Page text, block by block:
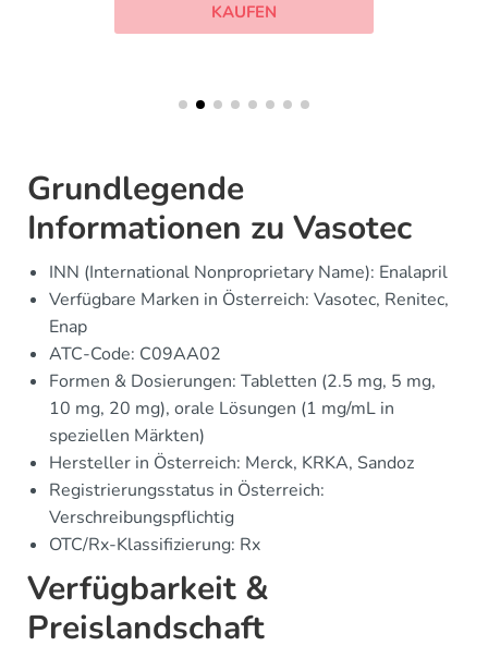
KAUFEN
Grundlegende
Informationen zu Vasotec
INN (International Nonproprietary Name): Enalapril
Verfügbare Marken in Österreich: Vasotec, Renitec,
Enap
ATC-Code: C09AA02
Formen & Dosierungen: Tabletten (2.5 mg, 5 mg,
10 mg, 20 mg), orale Lösungen (1 mg/mL in
speziellen Märkten)
Hersteller in Österreich: Merck, KRKA, Sandoz
Registrierungsstatus in Österreich:
Verschreibungspflichtig
OTC/Rx-Klassifizierung: Rx
Verfügbarkeit &
Preislandschaft